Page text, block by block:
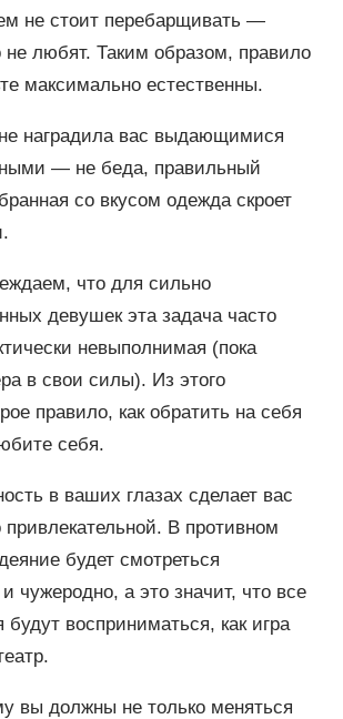
не стоит перебарщивать —
не любят. Таким образом, правило
максимально естественны.
наградила вас выдающимися
— не беда, правильный
со вкусом одежда скроет
что для сильно
девушек эта задача часто
невыполнимая (пока
в свои силы). Из этого
правило, как обратить на себя
себя.
в ваших глазах сделает вас
привлекательной. В противном
будет смотреться
чужеродно, а это значит, что все
восприниматься, как игра
вы должны не только меняться